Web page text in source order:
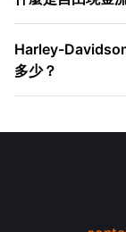
Harley-
多少？